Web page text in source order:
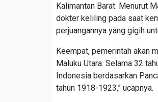
Kalimantan Barat. Menurut
dokter keliling pada saat
perjuangannya yang gigih
Keempat, pemerintah akan
Maluku Utara. Selama 32
Indonesia berdasarkan
tahun 1918-1923,” ucapnya.